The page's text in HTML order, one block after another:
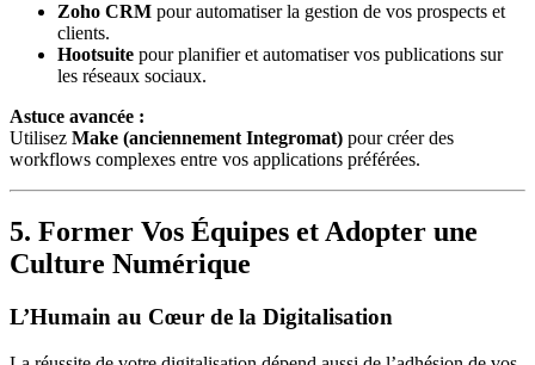
Zoho CRM pour automatiser la gestion de vos prospects et
clients.
Hootsuite pour planifier et automatiser vos publications sur
les réseaux sociaux.
Astuce avancée :
Utilisez Make (anciennement Integromat) pour créer des
workflows complexes entre vos applications préférées.
5. Former Vos Équipes et Adopter une
Culture Numérique
L’Humain au Cœur de la Digitalisation